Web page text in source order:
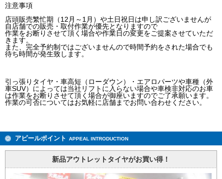
注意事項
店頭販売繁忙期（12月～1月）や土日祝日は申し訳ございませんが
自店舗での販売・取付作業が優先となりますので
作業をお断りさせて頂く場合や作業日の変更をご提案させていただ
きます。
また、完全予約制ではございませんので時間予約をされた場合でも
待ち時間が発生致します。
引っ張りタイヤ・車高短（ローダウン）・エアロパーツや車種（外
車SUV）によっては当社リフトに入らない場合や車検非対応のお車
は作業をお断りさせて頂く場合が御座いますのでご了承願います。
作業の可否についてはお気軽に店舗までお問い合わせください。
アピールポイント APPEAL INTRODUCTION
新品アウトレットタイヤがお買い得！